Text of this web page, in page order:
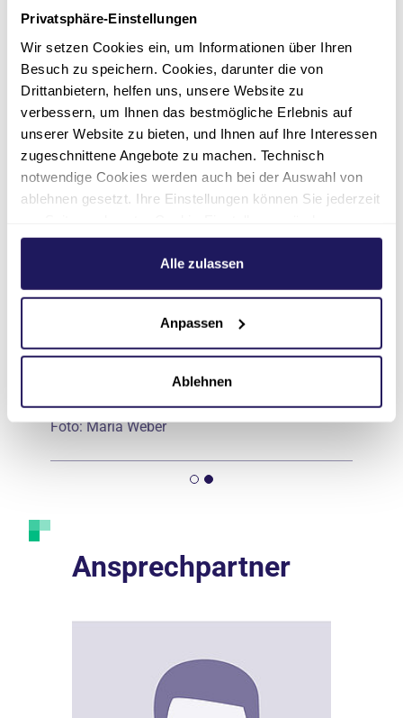
Privatsphäre-Einstellungen
Wir setzen Cookies ein, um Informationen über Ihren
Besuch zu speichern. Cookies, darunter die von
Drittanbietern, helfen uns, unsere Website zu
verbessern, um Ihnen das bestmögliche Erlebnis auf
unserer Website zu bieten, und Ihnen auf Ihre Interessen
zugeschnittene Angebote zu machen. Technisch
notwendige Cookies werden auch bei der Auswahl von
ablehnen gesetzt. Ihre Einstellungen können Sie jederzeit
Weitere Informationen hierzu finden Sie in unserer
.
Alle zulassen
Anpassen
Ablehnen
2012
Lesung Lesestoff, Galerie Kulturhaus Spandau,
Foto: Maria Weber
Ansprechpartner